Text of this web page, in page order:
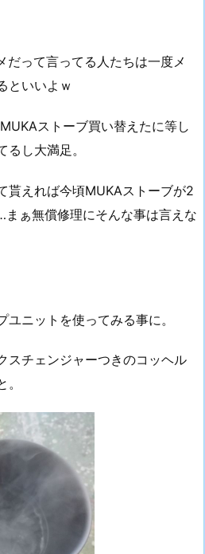
だって言ってる人たちは一度メ
といいよｗ
ストーブ買い替えたに等し
し大満足。
貰えれば今頃MUKAストーブが2
ぁ無償修理にそんな事は言えな
ニットを使ってみる事に。
スチェンジャーつきのコッヘル